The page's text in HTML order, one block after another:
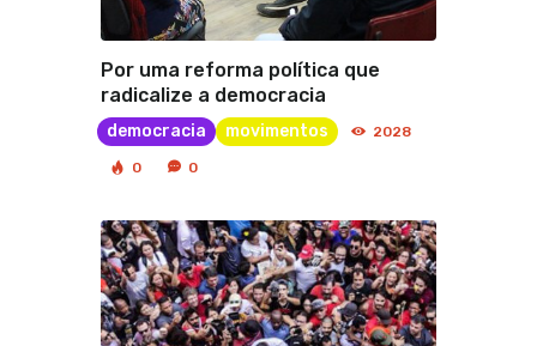
Por uma reforma política que
radicalize a democracia
democracia movimentos 2028
0 0